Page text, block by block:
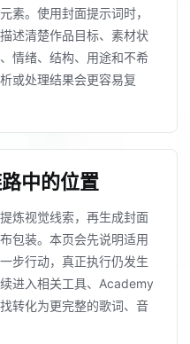
素。使用封面提示词时，
述清楚作品目标、素材状
情绪、结构、用途和不希
或处理结果会更容易复
中的位置
炼视觉线索，再生成封面
包装。本页会先说明适用
步行动，真正执行仍发生
进入相关工具、Academy
转化为更完整的歌词、音